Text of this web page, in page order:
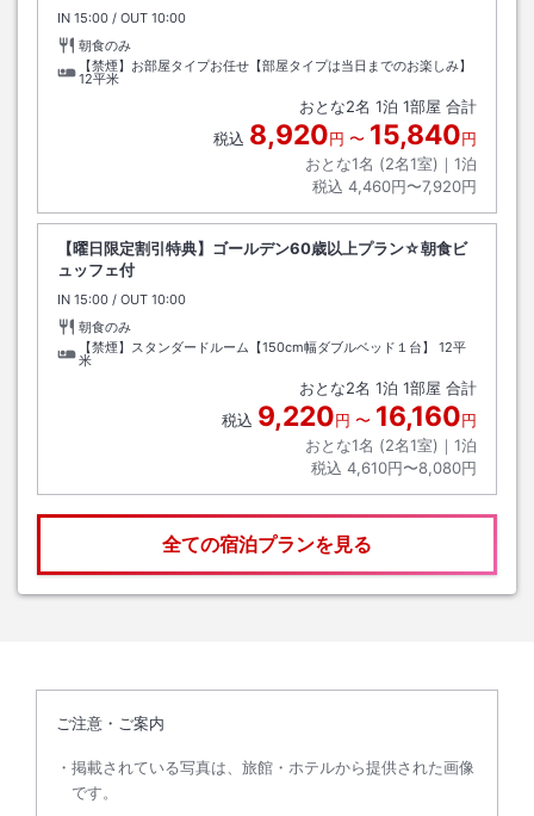
IN チェックイン
15:00 / OUT チェックアウト
10:00
朝食のみ
【禁煙】お部屋タイプお任せ【部屋タイプは当日までのお楽しみ】
12平米
おとな2名 1泊 1部屋 合計
税込 8,920円 〜 15,840円
おとな1名 (2名1室)｜ 1泊
税込 4,460円〜7,920円
【曜日限定割引特典】ゴールデン60歳以上プラン☆朝食ビ
ュッフェ付
IN チェックイン
15:00 / OUT チェックアウト
10:00
朝食のみ
【禁煙】スタンダードルーム【150cm幅ダブルベッド１台】
12平
米
おとな2名 1泊 1部屋 合計
税込 9,220円 〜 16,160円
おとな1名 (2名1室)｜ 1泊
税込 4,610円〜8,080円
全ての宿泊プランを見る
ご注意・ご案内
掲載されている写真は、旅館・ホテルから提供された画像
です。